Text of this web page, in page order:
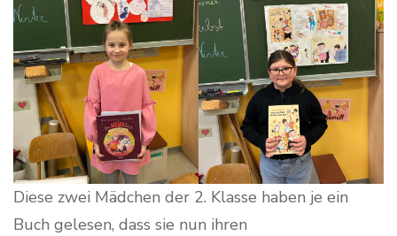
Diese zwei Mädchen der 2. Klasse haben je ein
Buch gelesen, dass sie nun ihren